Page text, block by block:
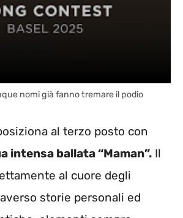
nomi già fanno tremare il podio
al terzo posto con
intensa ballata “Maman”. Il
al cuore degli
storie personali ed